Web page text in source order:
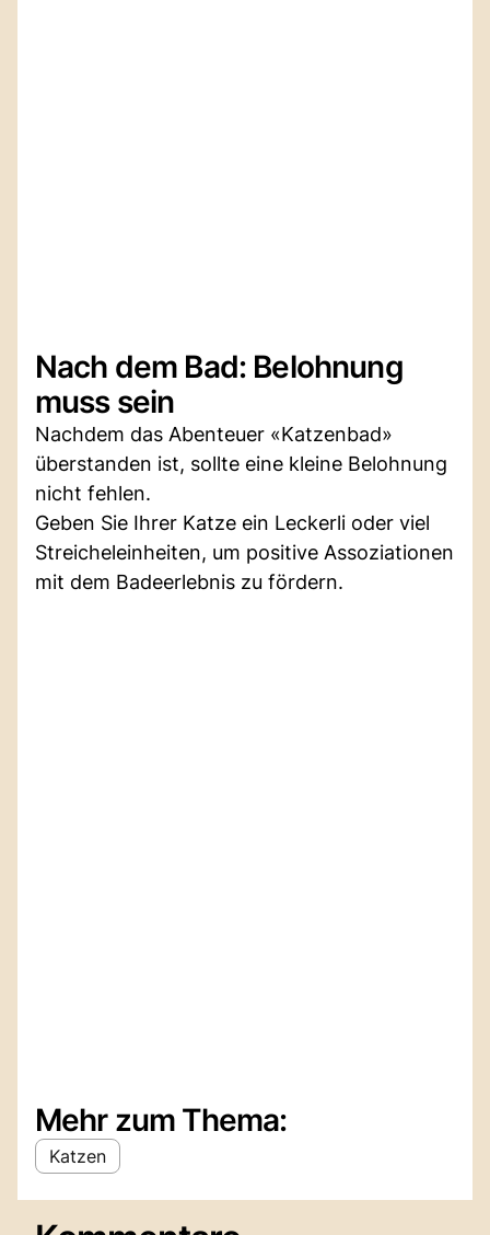
Nach dem Bad: Belohnung
muss sein
Nachdem das Abenteuer «Katzenbad»
überstanden ist, sollte eine kleine Belohnung
nicht fehlen.
Geben Sie Ihrer Katze ein Leckerli oder viel
Streicheleinheiten, um positive Assoziationen
mit dem Badeerlebnis zu fördern.
Mehr zum Thema:
Katzen